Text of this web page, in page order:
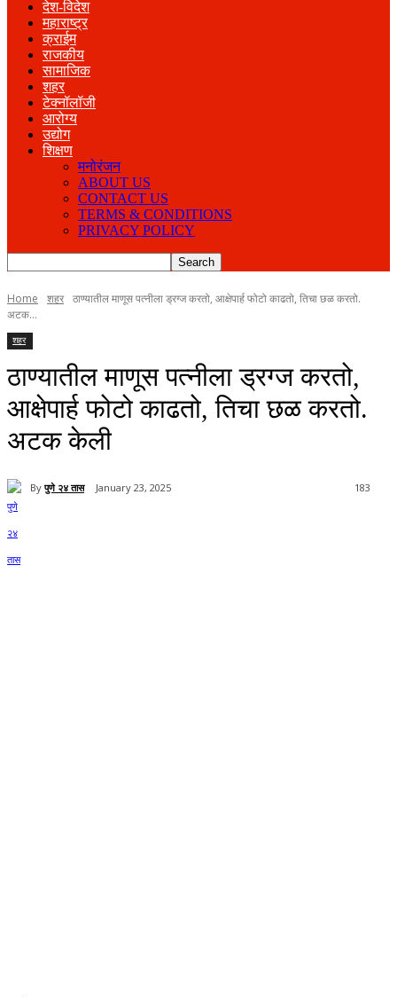
देश-विदेश
महाराष्ट्र
क्राईम
राजकीय
सामाजिक
शहर
टेक्नॉलॉजी
आरोग्य
उद्योग
शिक्षण
मनोरंजन
ABOUT US
CONTACT US
TERMS & CONDITIONS
PRIVACY POLICY
Home शहर ठाण्यातील माणूस पत्नीला ड्रग्ज करतो, आक्षेपार्ह फोटो काढतो, तिचा छळ करतो.
अटक...
शहर
ठाण्यातील माणूस पत्नीला ड्रग्ज करतो,
आक्षेपार्ह फोटो काढतो, तिचा छळ करतो.
अटक केली
By पुणे २४ तास January 23, 2025 183